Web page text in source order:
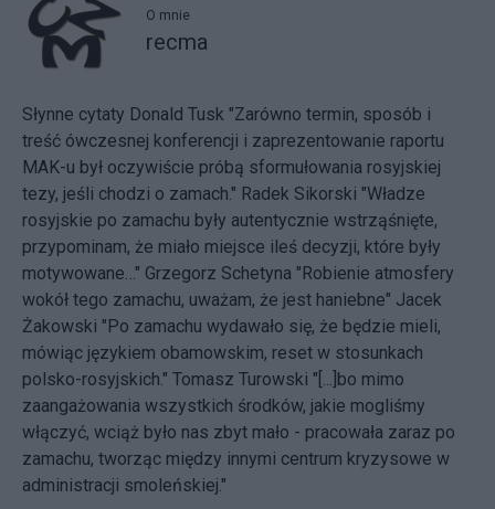
O mnie
recma
Słynne cytaty Donald Tusk "Zarówno termin, sposób i
treść ówczesnej konferencji i zaprezentowanie raportu
MAK-u był oczywiście próbą sformułowania rosyjskiej
tezy, jeśli chodzi o zamach." Radek Sikorski "Władze
rosyjskie po zamachu były autentycznie wstrząśnięte,
przypominam, że miało miejsce ileś decyzji, które były
motywowane…" Grzegorz Schetyna "Robienie atmosfery
wokół tego zamachu, uważam, że jest haniebne" Jacek
Żakowski "Po zamachu wydawało się, że będzie mieli,
mówiąc językiem obamowskim, reset w stosunkach
polsko-rosyjskich." Tomasz Turowski "[...]bo mimo
zaangażowania wszystkich środków, jakie mogliśmy
włączyć, wciąż było nas zbyt mało - pracowała zaraz po
zamachu, tworząc między innymi centrum kryzysowe w
administracji smoleńskiej."